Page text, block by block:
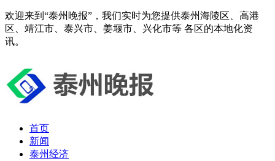
欢迎来到“泰州晚报”，我们实时为您提供泰州海陵区、高港
区、靖江市、泰兴市、姜堰市、兴化市等 各区的本地化资
讯。
首页
新闻
泰州经济